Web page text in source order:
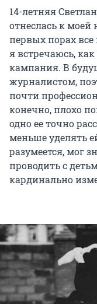
14-летняя
отнеслась к моей
первых порах
я встречаюсь,
кампания. В
журналистом,
почти
конечно, плохо
одно ее точно
меньше уделять
разумеется, мог
проводить с
кардинально